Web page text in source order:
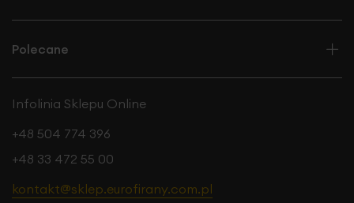
Polecane
Infolinia Sklepu Online
+48 504 774 396
+48 33 472 55 00
kontakt@sklep.eurofirany.com.pl